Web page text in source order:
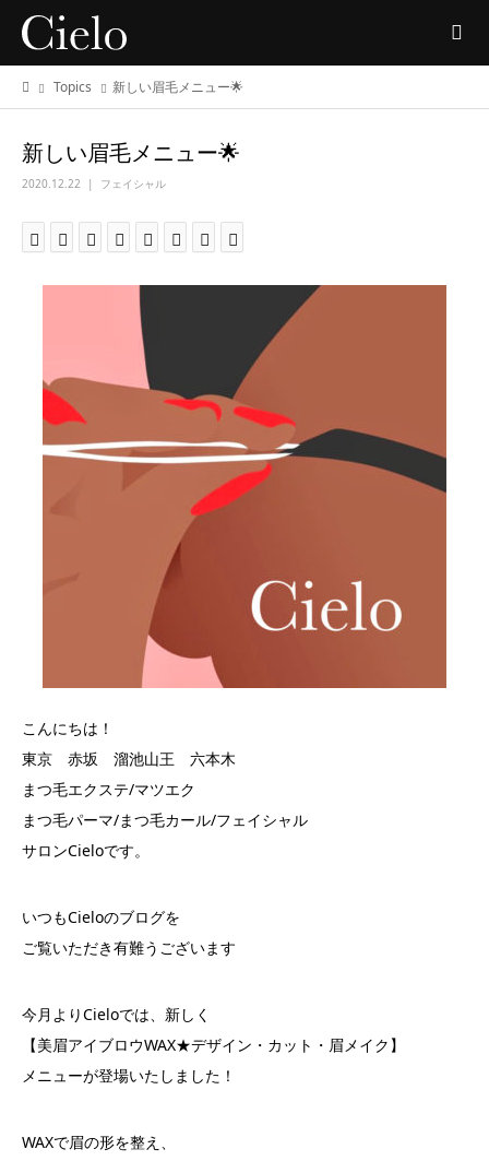
Topics 新しい眉毛メニュー🌟
新しい眉毛メニュー🌟
2020.12.22 フェイシャル
こんにちは！
東京 赤坂 溜池山王 六本木
まつ毛エクステ/マツエク
まつ毛パーマ/まつ毛カール/フェイシャル
サロンCieloです。
いつもCieloのブログを
ご覧いただき有難うございます
今月よりCieloでは、新しく
【美眉アイブロウWAX★デザイン・カット・眉メイク】
メニューが登場いたしました！
WAXで眉の形を整え、